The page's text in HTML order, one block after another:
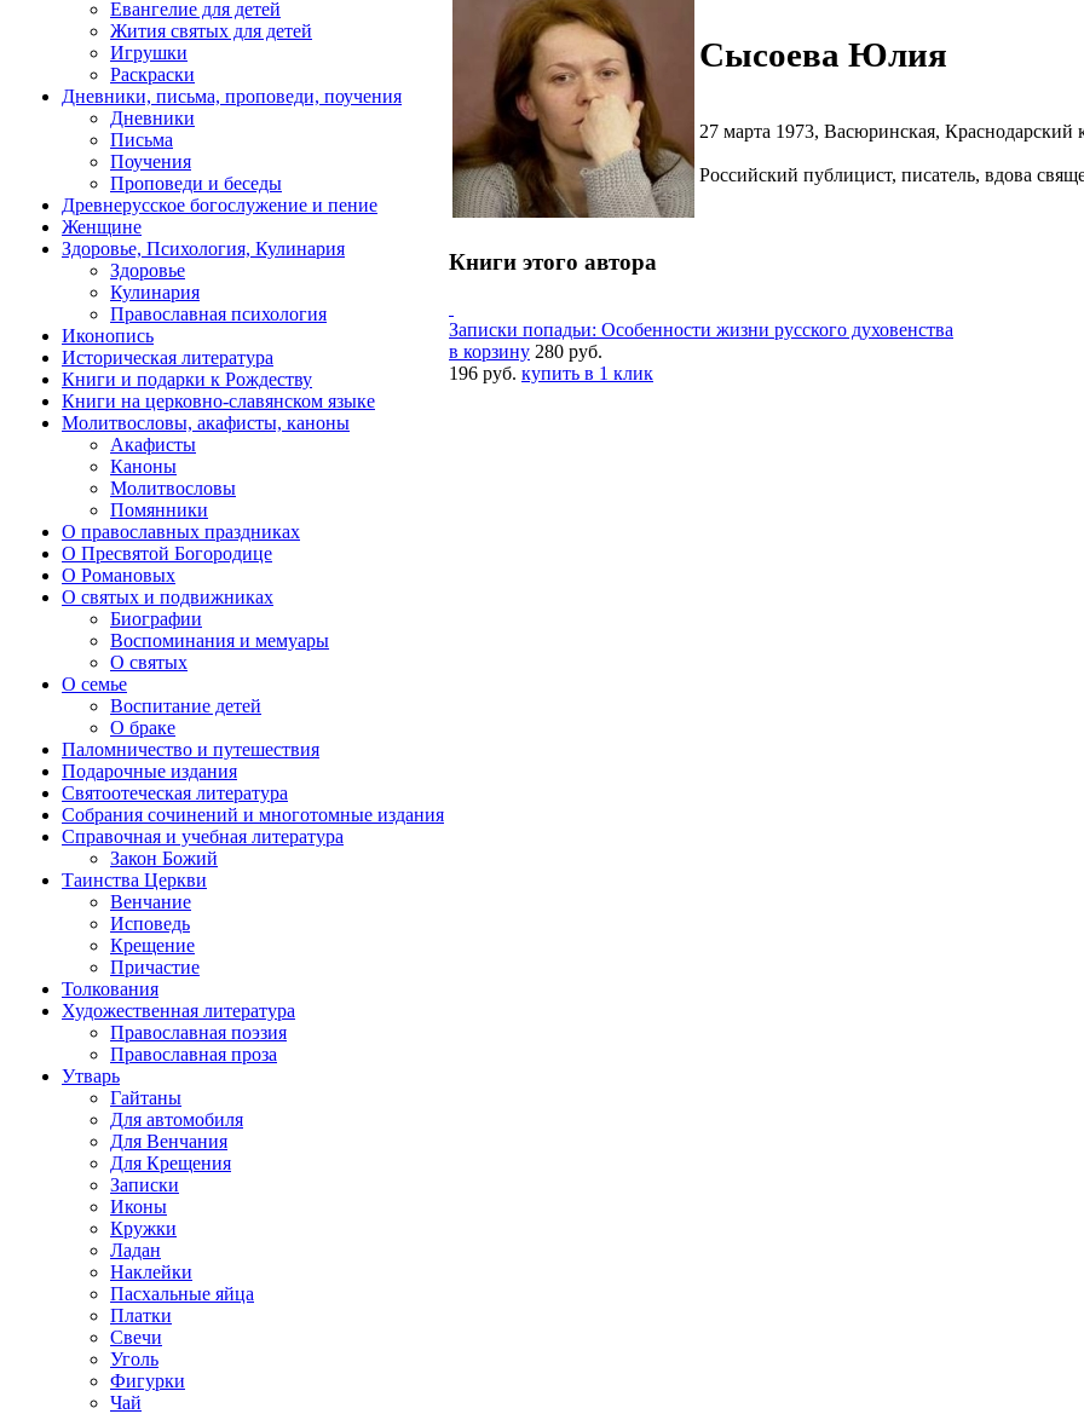
Евангелие для детей
Жития святых для детей
Игрушки
Раскраски
Дневники, письма, проповеди, поучения
Дневники
Письма
Поучения
Проповеди и беседы
Древнерусское богослужение и пение
Женщине
Здоровье, Психология, Кулинария
Здоровье
Кулинария
Православная психология
Иконопись
Историческая литература
Книги и подарки к Рождеству
Книги на церковно-славянском языке
Молитвословы, акафисты, каноны
Акафисты
Каноны
Молитвословы
Помянники
О православных праздниках
О Пресвятой Богородице
О Романовых
О святых и подвижниках
Биографии
Воспоминания и мемуары
О святых
О семье
Воспитание детей
О браке
Паломничество и путешествия
Подарочные издания
Святоотеческая литература
Собрания сочинений и многотомные издания
Справочная и учебная литература
Закон Божий
Таинства Церкви
Венчание
Исповедь
Крещение
Причастие
Толкования
Художественная литература
Православная поэзия
Православная проза
Утварь
Гайтаны
Для автомобиля
Для Венчания
Для Крещения
Записки
Иконы
Кружки
Ладан
Наклейки
Пасхальные яйца
Платки
Свечи
Уголь
Фигурки
Чай
Сысоева Юлия
27 марта 1973, Васюринская, Краснодарский
Российский публицист, писатель, вдова
Книги этого автора
Записки попадьи: Особенности жизни русского духовенства
в корзину 280 руб.
196 руб. купить в 1 клик